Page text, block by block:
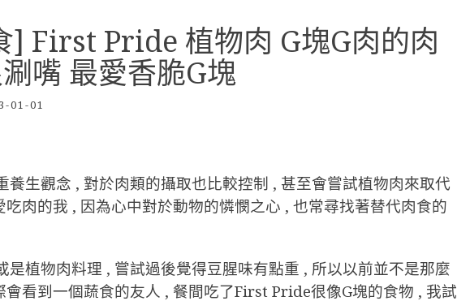
] First Pride 植物肉 G塊G肉的肉
嘴 最愛香脆G塊
01-01
養生觀念 , 對於肉類的攝取也比較控制 , 甚至會嘗試植物肉來取代
吃肉的我 , 因為心中對於動物的憐憫之心 , 也常尋找著替代肉食的
是植物肉料理 , 嘗試過後覺得豆腥味有點重 , 所以以前並不是那麼
會看到一個蔬食的友人 , 餐間吃了First Pride很像G塊的食物 , 我試